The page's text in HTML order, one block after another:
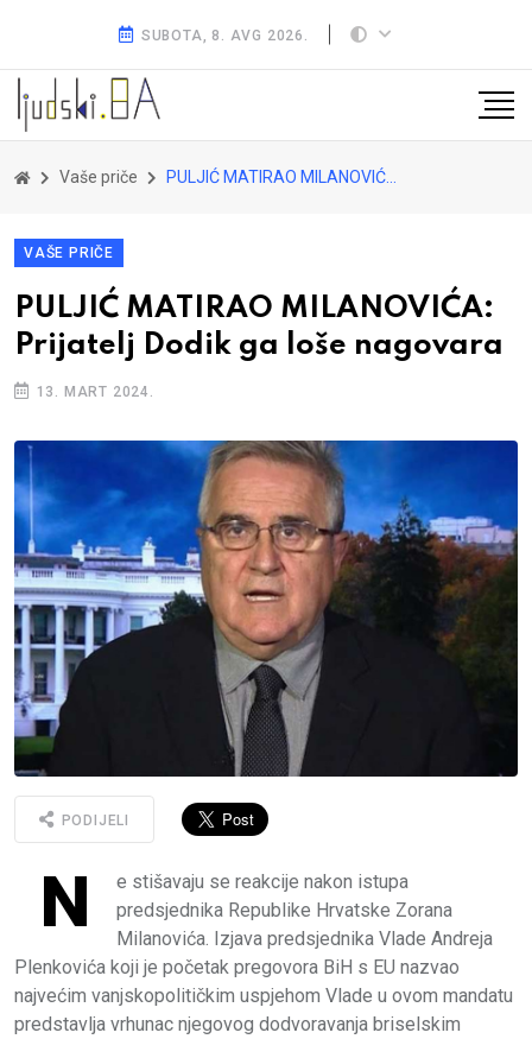
SUBOTA, 8. AVG 2026.
Vaše priče PULJIĆ MATIRAO MILANOVIĆA: Prijatelj Dodik ga loše nagovara
VAŠE PRIČE
PULJIĆ MATIRAO MILANOVIĆA:
Prijatelj Dodik ga loše nagovara
13. MART 2024.
PODIJELI
N
e stišavaju se reakcije nakon istupa
predsjednika Republike Hrvatske Zorana
Milanovića. Izjava predsjednika Vlade Andreja
Plenkovića koji je početak pregovora BiH s EU nazvao
najvećim vanjskopolitičkim uspjehom Vlade u ovom mandatu
predstavlja vrhunac njegovog dodvoravanja briselskim